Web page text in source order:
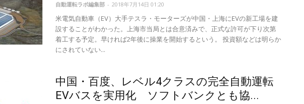
自動運転ラボ編集部 - 2018年7月14日 01:20
米電気自動車（EV）大手テスラ・モーターズが中国・上海にEVの新工場を建
設することがわかった。上海市当局とは合意済みで、正式な許可が下り次第
着工する予定。早ければ2年後に操業を開始するという。 投資額などは明らか
にされていない...
中国・百度、レベル4クラスの完全自動運転
EVバスを実用化 ソフトバンクとも協...